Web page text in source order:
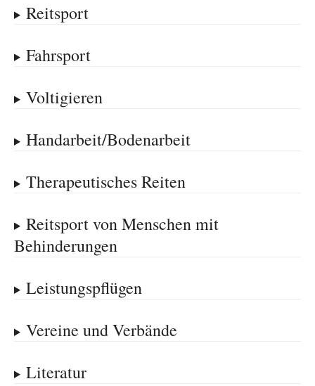
Reitsport
Fahrsport
Voltigieren
Handarbeit/Bodenarbeit
Therapeutisches Reiten
Reitsport von Menschen mit
Behinderungen
Leistungspflügen
Vereine und Verbände
Literatur